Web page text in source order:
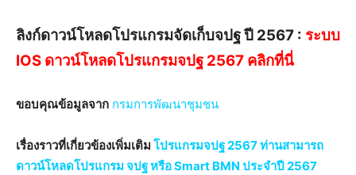
ลิงก์ดาวน์โหลดโปรแกรมจัดเก็บจปฐ ปี 2567 : ระบบ
IOS ดาวน์โหลดโปรแกรมจปฐ 2567 คลิกที่นี่
ขอบคุณข้อมูลจาก กรมการพัฒนาชุมชน
เรื่องราวที่เกี่ยวข้องเพิ่มเติม โปรแกรมจปฐ 2567 ท่านสามารถ
ดาวน์โหลดโปรแกรม จปฐ หรือ Smart BMN ประจำปี 2567